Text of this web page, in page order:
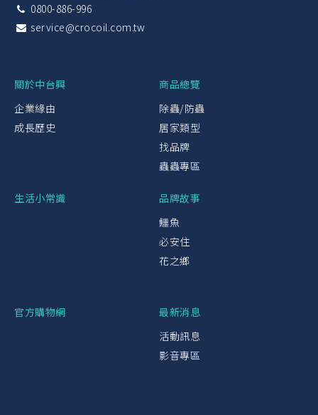
0800-886-996
service@crocoil.com.tw
關於中台興
企業緣由
成長歷史
商品總覽
除蟲/防蟲
居家類型
找品牌
蟲蟲專區
生活小常識
品牌故事
鱷魚
必安住
花之鄉
官方購物網
最新消息
活動訊息
影音專區